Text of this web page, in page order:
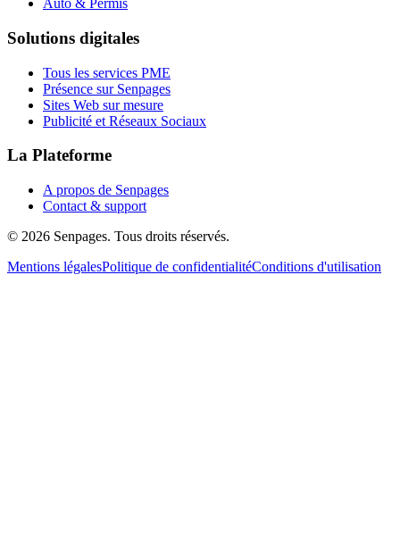
Auto & Permis
Solutions digitales
Tous les services PME
Présence sur Senpages
Sites Web sur mesure
Publicité et Réseaux Sociaux
La Plateforme
A propos de Senpages
Contact & support
© 2026 Senpages. Tous droits réservés.
Mentions légalesPolitique de confidentialitéConditions d'utilisation